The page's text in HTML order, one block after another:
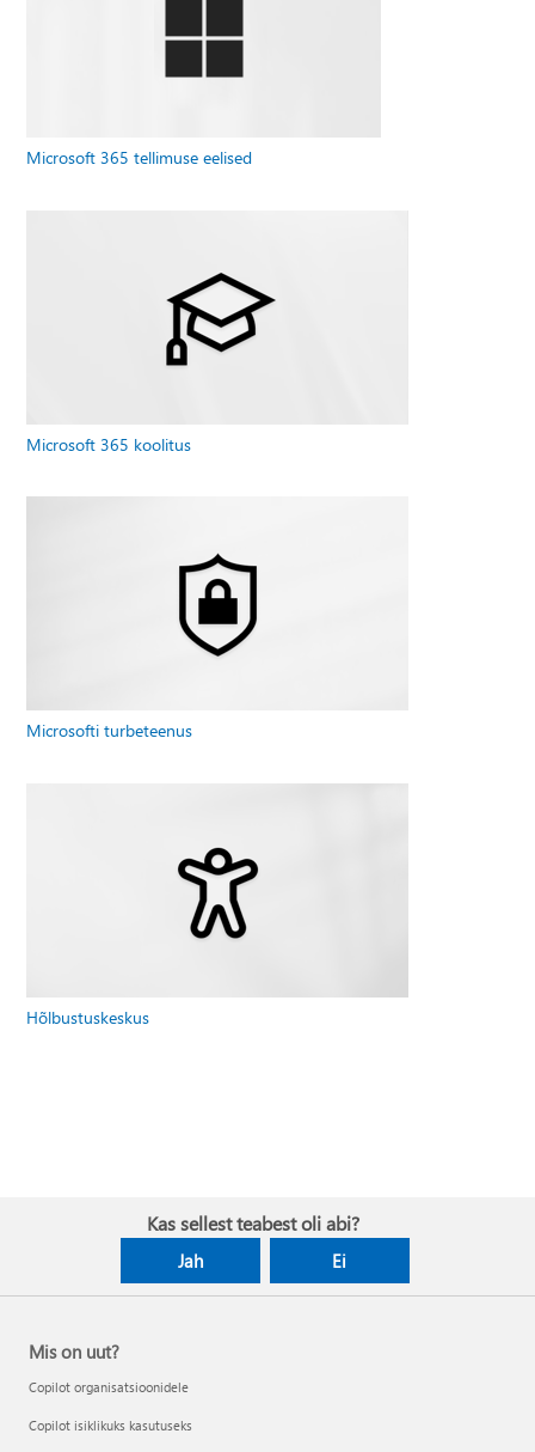
Microsoft 365 tellimuse eelised
Microsoft 365 koolitus
Microsofti turbeteenus
Hõlbustuskeskus
Kas sellest teabest oli abi?
Jah Ei
Mis on uut?
Copilot organisatsioonidele
Copilot isiklikuks kasutuseks